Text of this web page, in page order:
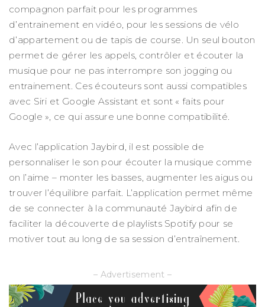
compagnon parfait pour les programmes
d’entrainement en vidéo, pour les sessions de vélo
d’appartement ou de tapis de course. Un seul bouton
permet de gérer les appels, contrôler et écouter la
musique pour ne pas interrompre son jogging ou
entrainement. Ces écouteurs sont aussi compatibles
avec Siri et Google Assistant et sont « faits pour
Google », ce qui assure une bonne compatibilité.
Avec l’application Jaybird, il est possible de
personnaliser le son pour écouter la musique comme
on l’aime – monter les basses, augmenter les aigus ou
trouver l’équilibre parfait. L’application permet même
de se connecter à la communauté Jaybird afin de
faciliter la découverte de playlists Spotify pour se
motiver tout au long de sa session d’entraînement.
– Advertisement –